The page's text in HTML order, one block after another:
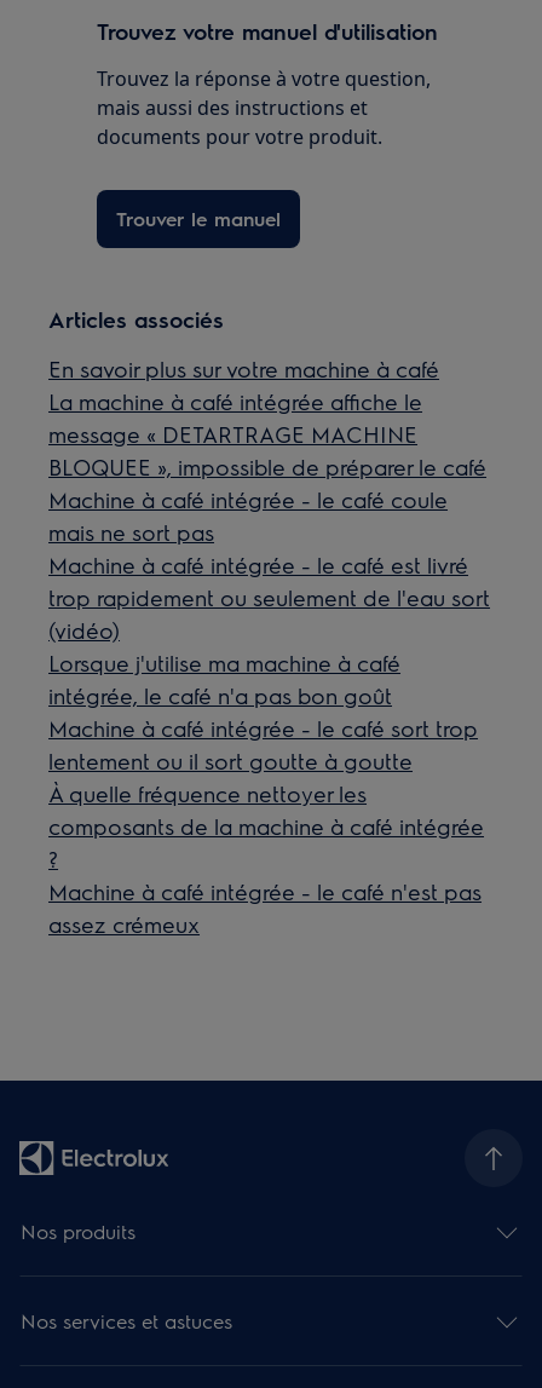
Trouvez votre manuel d'utilisation
Trouvez la réponse à votre question,
mais aussi des instructions et
documents pour votre produit.
Trouver le manuel
Articles associés
En savoir plus sur votre machine à café
La machine à café intégrée affiche le
message « DETARTRAGE MACHINE
BLOQUEE », impossible de préparer le café
Machine à café intégrée - le café coule
mais ne sort pas
Machine à café intégrée - le café est livré
trop rapidement ou seulement de l'eau sort
(vidéo)
Lorsque j'utilise ma machine à café
intégrée, le café n'a pas bon goût
Machine à café intégrée - le café sort trop
lentement ou il sort goutte à goutte
À quelle fréquence nettoyer les
composants de la machine à café intégrée
?
Machine à café intégrée - le café n'est pas
assez crémeux
Nos produits
Nos services et astuces